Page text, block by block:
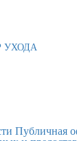
УХОДА
Публичная